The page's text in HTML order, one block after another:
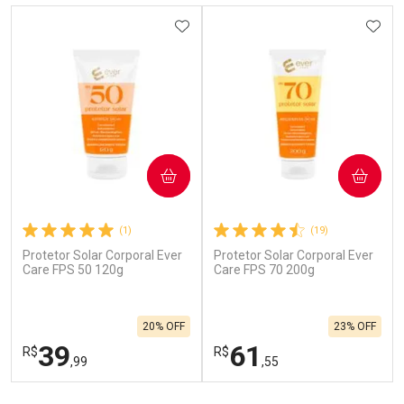
(1)
Protetor Solar Corporal Ever
Care FPS 50 120g
R$39,99
20% OFF
ADICIONAR AOS FAVORITOS
COMPRAR
(19)
Protetor Solar Corporal Ever
Care FPS 70 200g
R$61 ,55
23% OFF
COMPRAR